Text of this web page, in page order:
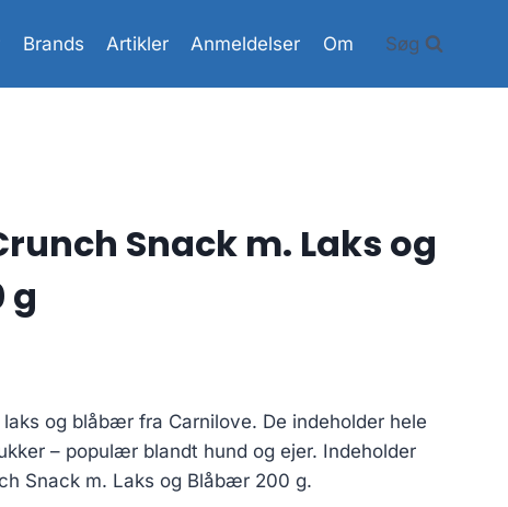
Brands Artikler Anmeldelser Om Søg
Snack m. Laks og
g
og blåbær fra Carnilove. De indeholder hele
– populær blandt hund og ejer. Indeholder
Snack m. Laks og Blåbær 200 g.